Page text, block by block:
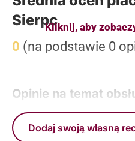
Sierpc
0 (na podstawie 0
Opinie na temat
Kliknij, aby
Dodaj swoją własną